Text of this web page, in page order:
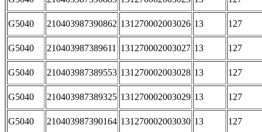
G5040 210403987390862 131270002003026 13 127
G5040 210403987389611 131270002003027 13 127
G5040 210403987389553 131270002003028 13 127
G5040 210403987389325 131270002003029 13 127
G5040 210403987390164 131270002003030 13 127